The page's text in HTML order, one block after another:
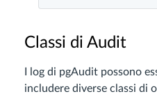
Classi di Audit
I log di pgAudit possono
includere diverse classi di